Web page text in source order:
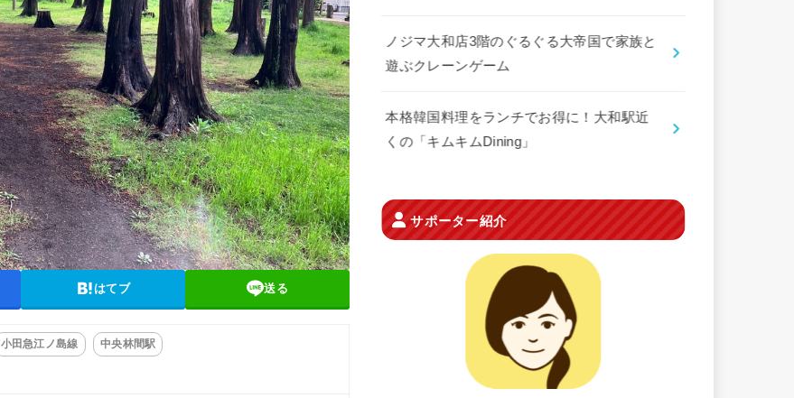
はてブ 送る
小田急江ノ島線 中央林間駅
ノジマ大和店3階のぐるぐる大帝国で家族と
遊ぶクレーンゲーム
本格韓国料理をランチでお得に！大和駅近
くの「キムキムDining」
サポーター紹介